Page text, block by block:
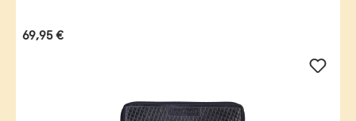
Regulärer Preis:
69,95 €